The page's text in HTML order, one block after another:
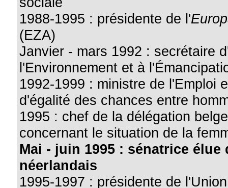
1988-1995 : présidente de l'
(EZA)
Janvier - mars 1992 : secrétaire
l'Environnement et à
1992-1999 : ministre de l'Emploi
d'égalité des chances entre
1995 : chef de la délégation
concernant le situation de la
Mai - juin 1995 : sénatrice
néerlandais
1995-1997 : présidente de